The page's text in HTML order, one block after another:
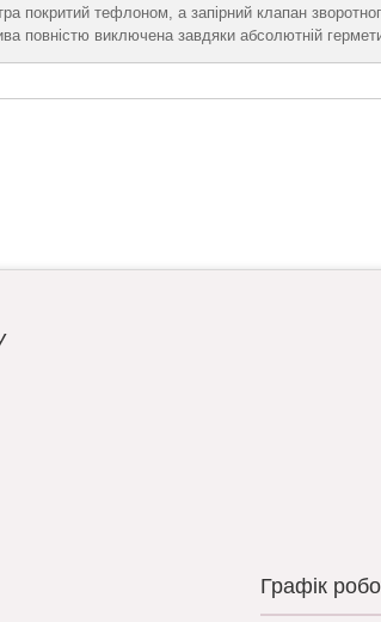
покритий тефлоном, а запірний клапан
повністю виключена завдяки абсолютній
Графік